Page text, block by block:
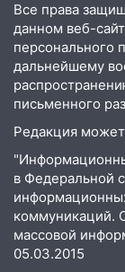
15:59
миллионов
15:32 На
15:00 В
14:32 На
14:08
Все права
данном веб-
персонального
дальнейшему
письменного
Редакция
в Федеральной
коммуникаций.
массовой
05.03.2015